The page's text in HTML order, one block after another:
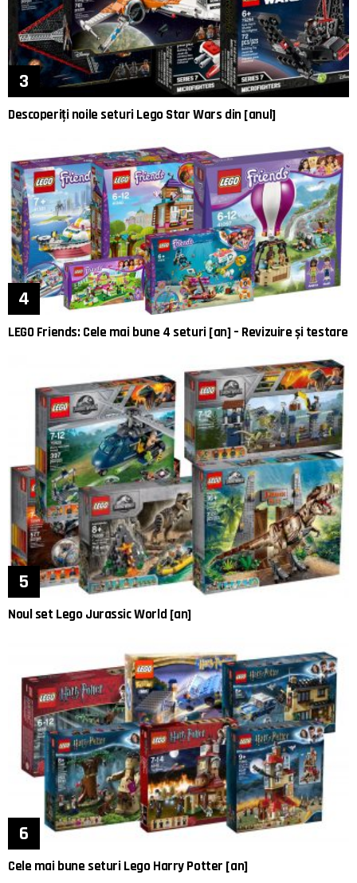
Descoperiți noile seturi Lego Star Wars din [anul]
LEGO Friends: Cele mai bune 4 seturi [an] – Revizuire și testare
Noul set Lego Jurassic World [an]
Cele mai bune seturi Lego Harry Potter [an]